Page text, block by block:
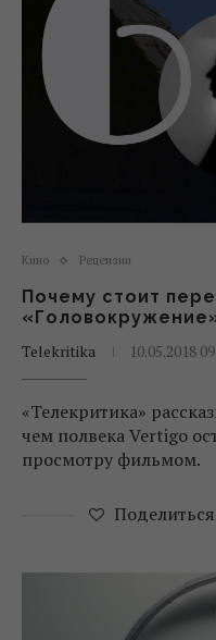
Кино Рецензии
Почему стоит
Telekritika
10.05.2018
«Телекритика»
чем полвека Vertigo
просмотру фильмом.